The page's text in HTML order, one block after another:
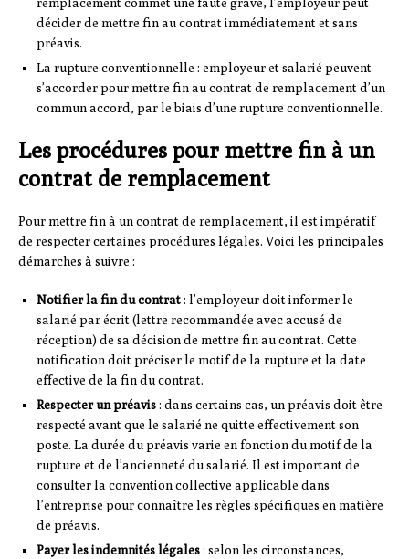
remplacement commet une faute grave, l’employeur peut
décider de mettre fin au contrat immédiatement et sans
préavis.
La rupture conventionnelle : employeur et salarié peuvent
s’accorder pour mettre fin au contrat de remplacement d’un
commun accord, par le biais d’une rupture conventionnelle.
Les procédures pour mettre fin à un
contrat de remplacement
Pour mettre fin à un contrat de remplacement, il est impératif
de respecter certaines procédures légales. Voici les principales
démarches à suivre :
Notifier la fin du contrat: l’employeur doit informer le
salarié par écrit (lettre recommandée avec accusé de
réception) de sa décision de mettre fin au contrat. Cette
notification doit préciser le motif de la rupture et la date
effective de la fin du contrat.
Respecter un préavis: dans certains cas, un préavis doit être
respecté avant que le salarié ne quitte effectivement son
poste. La durée du préavis varie en fonction du motif de la
rupture et de l’ancienneté du salarié. Il est important de
consulter la convention collective applicable dans
l’entreprise pour connaître les règles spécifiques en matière
de préavis.
Payer les indemnités légales: selon les circonstances,